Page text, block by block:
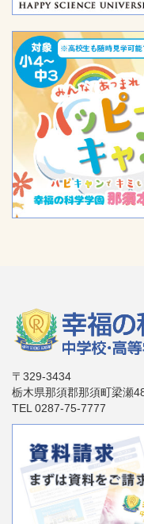
〒329-3434
栃木県那須郡那須町梁瀬
TEL 0287-75-7777